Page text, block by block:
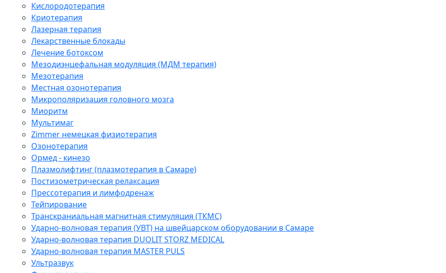
Кислородотерапия
Криотерапия
Лазерная терапия
Лекарственные блокады
Лечение ботоксом
Мезодиэнцефальная модуляция (МДМ терапия)
Мезотерапия
Местная озонотерапия
Микрополяризация головного мозга
Миоритм
Мультимаг
Zimmer немецкая физиотерапия
Озонотерапия
Ормед - кинезо
Плазмолифтинг (плазмотерапия в Самаре)
Постизометрическая релаксация
Прессотерапия и лимфодренаж
Тейпирование
Транскраниальная магнитная стимуляция (ТКМС)
Ударно-волновая терапия (УВТ) на швейцарском оборудовании в Самаре
Ударно-волновая терапия DUOLIT STORZ MEDICAL
Ударно-волновая терапия MASTER PULS
Ультразвук